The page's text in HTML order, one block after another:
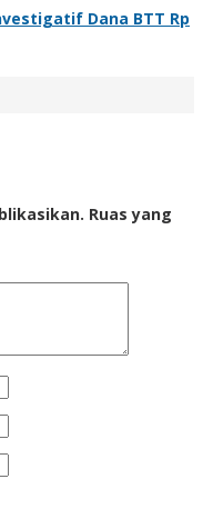
Dana BTT Rp
Ruas yang